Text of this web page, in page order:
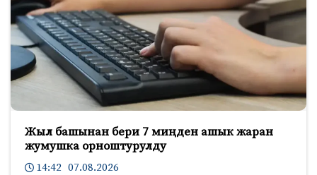
Жыл башынан бери 7 миңден ашык жаран
жумушка орноштурулду
14:42 07.08.2026